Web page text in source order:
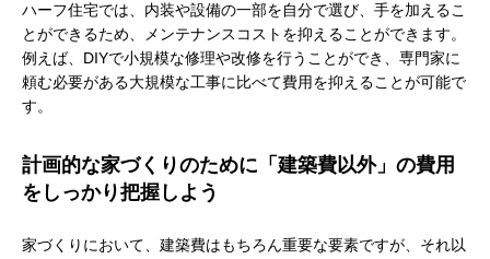
ハーフ住宅では、内装や設備の一部を自分で選び、手を加えるこ
とができるため、メンテナンスコストを抑えることができます。
例えば、DIYで小規模な修理や改修を行うことができ、専門家に
頼む必要がある大規模な工事に比べて費用を抑えることが可能で
す。
計画的な家づくりのために「建築費以外」の費用
をしっかり把握しよう
家づくりにおいて、建築費はもちろん重要な要素ですが、それ以